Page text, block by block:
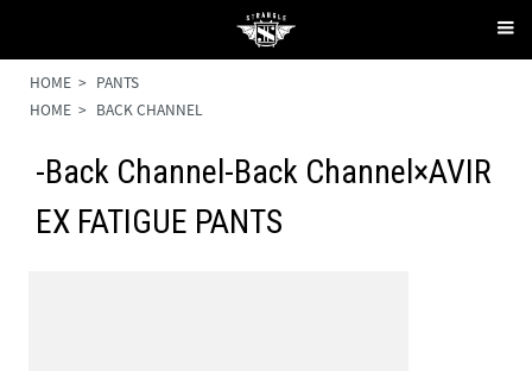
HOME > PANTS
HOME > BACK CHANNEL
-Back Channel-Back Channel×AVIR
EX FATIGUE PANTS